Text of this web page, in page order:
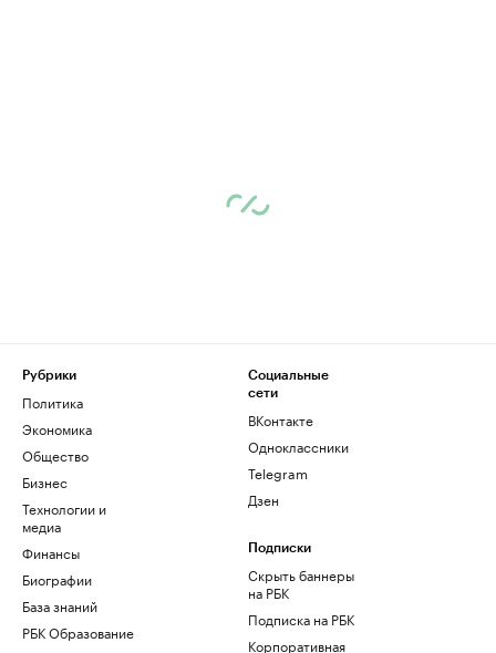
Рубрики
Политика
Экономика
Общество
Бизнес
Технологии и
медиа
Финансы
Биографии
База знаний
РБК Образование
Социальные
сети
ВКонтакте
Одноклассники
Telegram
Дзен
Подписки
Скрыть баннеры
на РБК
Подписка на РБК
Корпоративная